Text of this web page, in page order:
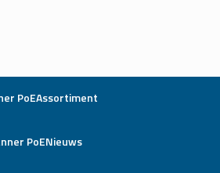
Assortiment
Nieuws